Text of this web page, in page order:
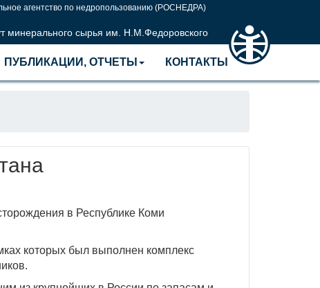
агентство по недропользованию (РОСНЕДРА)
минерального сырья им. Н.М.Федоровского
ПУБЛИКАЦИИ, ОТЧЕТЫ КОНТАКТЫ
в Республике Коми
которых был выполнен комплекс